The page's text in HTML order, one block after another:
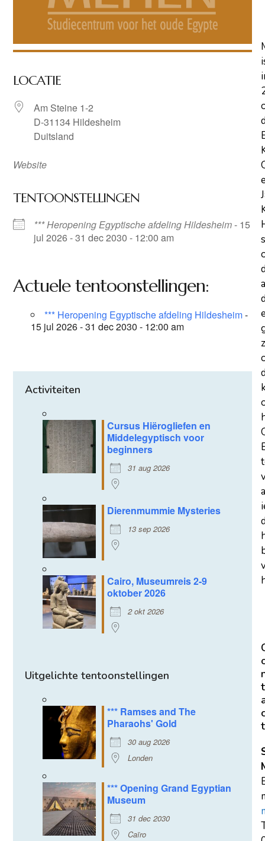
LOCATIE
Am Steine 1-2
D-31134 Hildesheim
Duitsland
Website
TENTOONSTELLINGEN
*** Heropening Egyptische afdeling Hildesheim- 15
jul 2026 - 31 dec 2030 - 12:00 am
Actuele tentoonstellingen:
*** Heropening Egyptische afdeling Hildesheim-
15 jul 2026 - 31 dec 2030 - 12:00 am
Activiteiten
Cursus Hiërogliefen en
Middelegyptisch voor
beginners
31 aug 2026
Dierenmummie Mysteries
13 sep 2026
Cairo, Museumreis 2-9
oktober 2026
2 okt 2026
Uitgelichte tentoonstellingen
*** Ramses and The
Pharaohs' Gold
30 aug 2026
Londen
*** Opening Grand Egyptian
Museum
31 dec 2030
Caïro
t
t